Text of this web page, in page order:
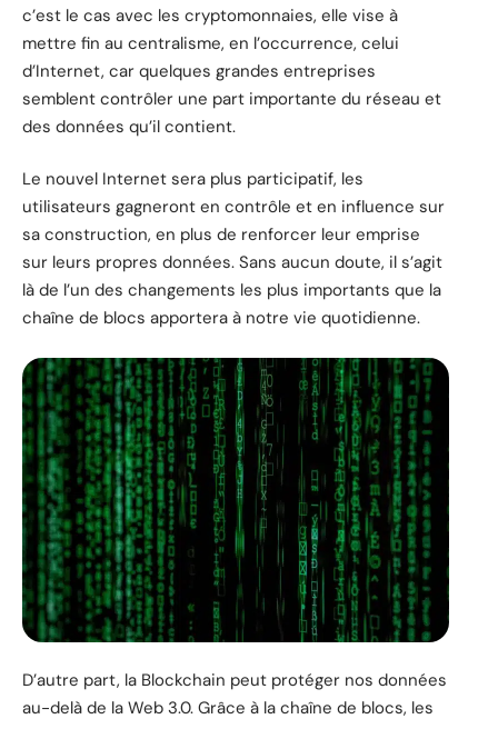
c’est le cas avec les cryptomonnaies, elle vise à
mettre fin au centralisme, en l’occurrence, celui
d’Internet, car quelques grandes entreprises
semblent contrôler une part importante du réseau et
des données qu’il contient.
Le nouvel Internet sera plus participatif, les
utilisateurs gagneront en contrôle et en influence sur
sa construction, en plus de renforcer leur emprise
sur leurs propres données. Sans aucun doute, il s’agit
là de l’un des changements les plus importants que la
chaîne de blocs apportera à notre vie quotidienne.
D’autre part, la Blockchain peut protéger nos données
au-delà de la Web 3.0. Grâce à la chaîne de blocs, les